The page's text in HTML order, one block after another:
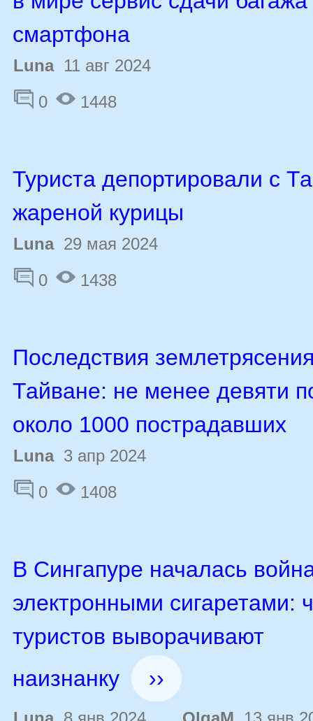
смартфона
Luna11 авг 2024
0
1448
Туриста депортировали с
жареной курицы
Luna29 мая 2024
0
1438
Последствия
Тайване: не менее девяти
около 1000 пострадавших
Luna3 апр 2024
0
1408
В Сингапуре началась
электронными сигаретами:
туристов выворачивают
наизнанку
››